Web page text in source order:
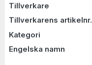
Tillverkare
Tillverkarens artikelnr.
Kategori
Engelska namn